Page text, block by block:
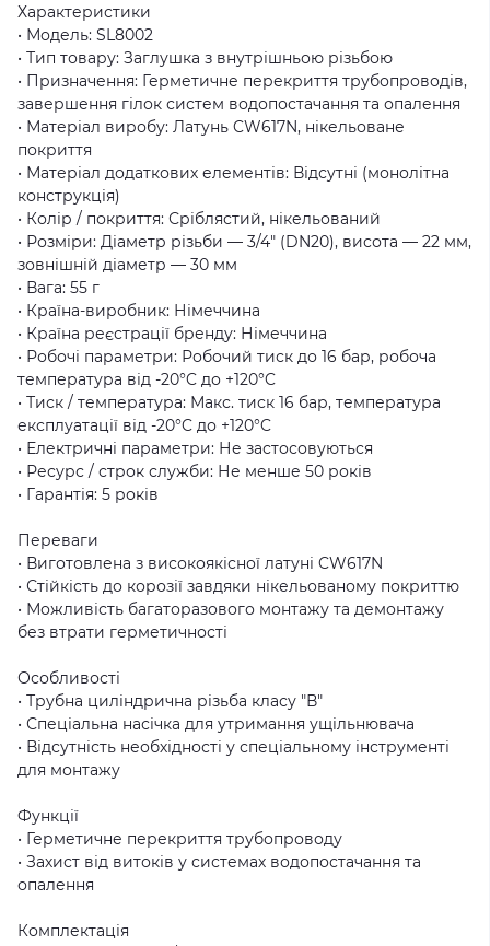
Характеристики
• Модель: SL8002
• Тип товару: Заглушка з внутрішньою різьбою
• Призначення: Герметичне перекриття трубопроводів,
завершення гілок систем водопостачання та опалення
• Матеріал виробу: Латунь CW617N, нікельоване
покриття
• Матеріал додаткових елементів: Відсутні (монолітна
конструкція)
• Колір / покриття: Сріблястий, нікельований
• Розміри: Діаметр різьби — 3/4″ (DN20), висота — 22 мм,
зовнішній діаметр — 30 мм
• Вага: 55 г
• Країна-виробник: Німеччина
• Країна реєстрації бренду: Німеччина
• Робочі параметри: Робочий тиск до 16 бар, робоча
температура від -20°C до +120°C
• Тиск / температура: Макс. тиск 16 бар, температура
експлуатації від -20°C до +120°C
• Електричні параметри: Не застосовуються
• Ресурс / строк служби: Не менше 50 років
• Гарантія: 5 років
Переваги
• Виготовлена з високоякісної латуні CW617N
• Стійкість до корозії завдяки нікельованому покриттю
• Можливість багаторазового монтажу та демонтажу
без втрати герметичності
Особливості
• Трубна циліндрична різьба класу "В"
• Спеціальна насічка для утримання ущільнювача
• Відсутність необхідності у спеціальному інструменті
для монтажу
Функції
• Герметичне перекриття трубопроводу
• Захист від витоків у системах водопостачання та
опалення
Комплектація